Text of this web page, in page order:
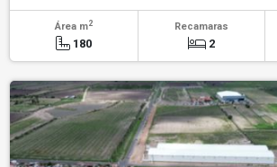
Área m2
180
Recamaras
2